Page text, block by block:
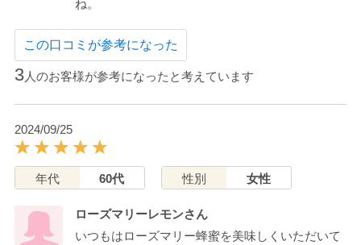
ね。
この口コミが参考になった
3人のお客様が参考になったと考えています
2024/09/25
年代 60代 性別 女性
ローズマリーレモンさん
いつもはローズマリー蜂蜜を美味しくいただいて